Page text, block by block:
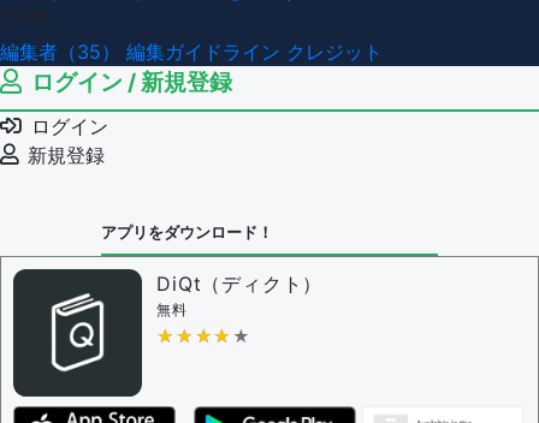
編集者（35） 編集ガイドライン クレジット
ログイン / 新規登録
ログイン
新規登録
アプリをダウンロード！
DiQt（ディクト）
無料
★★★★★
★★★★★